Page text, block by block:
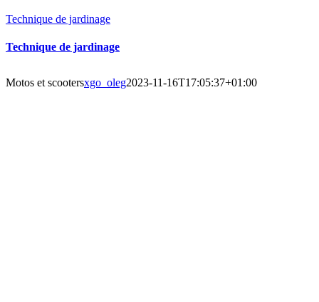
Technique de jardinage
Technique de jardinage
Motos et scootersxgo_oleg2023-11-16T17:05:37+01:00